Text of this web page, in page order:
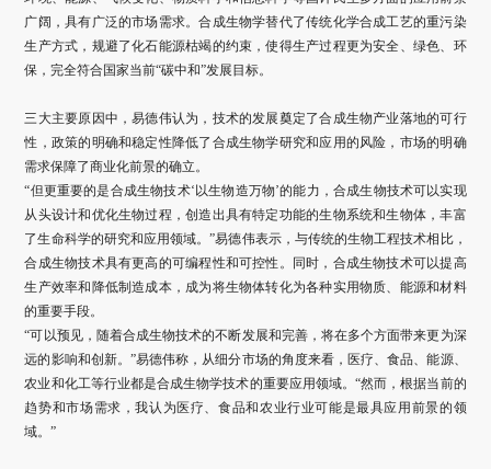
广阔，具有广泛的市场需求。合成生物学替代了传统化学合成工艺的重污染
生产方式，规避了化石能源枯竭的约束，使得生产过程更为安全、绿色、环
保，完全符合国家当前“碳中和”发展目标。
三大主要原因中，易德伟认为，技术的发展奠定了合成生物产业落地的可行
性，政策的明确和稳定性降低了合成生物学研究和应用的风险，市场的明确
需求保障了商业化前景的确立。
“但更重要的是合成生物技术‘以生物造万物’的能力，合成生物技术可以实现
从头设计和优化生物过程，创造出具有特定功能的生物系统和生物体，丰富
了生命科学的研究和应用领域。”易德伟表示，与传统的生物工程技术相比，
合成生物技术具有更高的可编程性和可控性。同时，合成生物技术可以提高
生产效率和降低制造成本，成为将生物体转化为各种实用物质、能源和材料
的重要手段。
“可以预见，随着合成生物技术的不断发展和完善，将在多个方面带来更为深
远的影响和创新。”易德伟称，从细分市场的角度来看，医疗、食品、能源、
农业和化工等行业都是合成生物学技术的重要应用领域。“然而，根据当前的
趋势和市场需求，我认为医疗、食品和农业行业可能是最具应用前景的领
域。”